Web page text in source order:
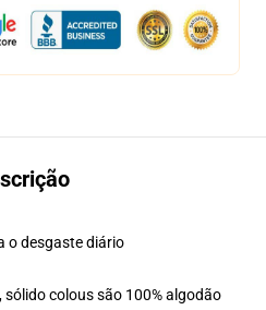
o desgaste diário
colous são 100% algodão